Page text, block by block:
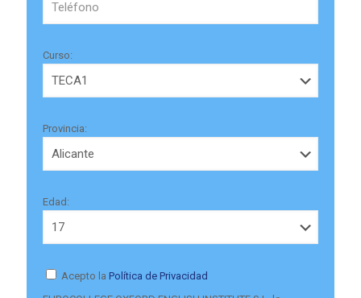
Curso:
Provincia:
Edad:
Acepto la Política de Privacidad